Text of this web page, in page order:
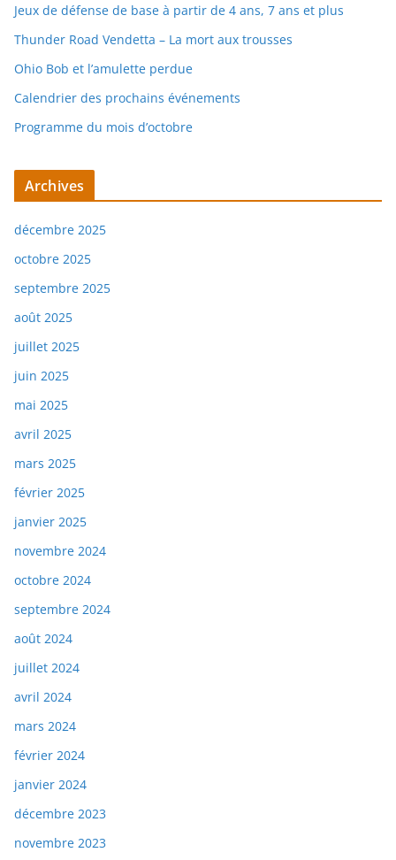
Jeux de défense de base à partir de 4 ans, 7 ans et plus
Thunder Road Vendetta – La mort aux trousses
Ohio Bob et l’amulette perdue
Calendrier des prochains événements
Programme du mois d’octobre
Archives
décembre 2025
octobre 2025
septembre 2025
août 2025
juillet 2025
juin 2025
mai 2025
avril 2025
mars 2025
février 2025
janvier 2025
novembre 2024
octobre 2024
septembre 2024
août 2024
juillet 2024
avril 2024
mars 2024
février 2024
janvier 2024
décembre 2023
novembre 2023